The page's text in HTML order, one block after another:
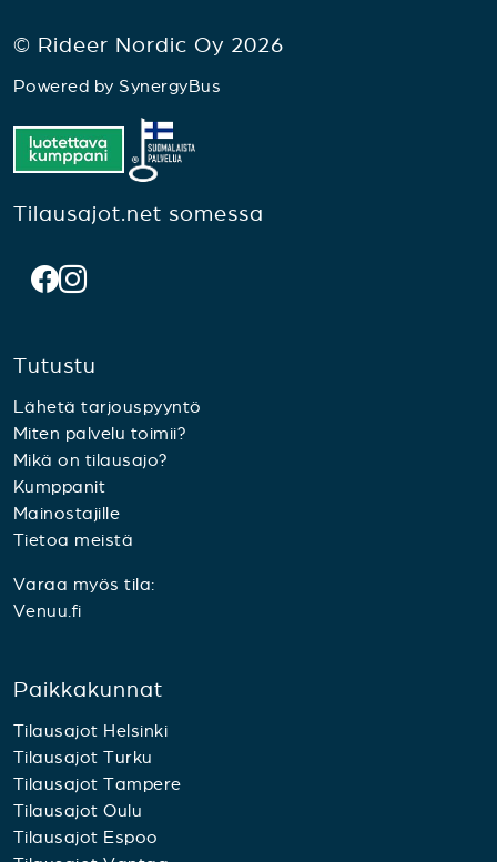
© Rideer Nordic Oy 2026
Powered by SynergyBus
Tilausajot.net somessa
Tutustu
Lähetä tarjouspyyntö
Miten palvelu toimii?
Mikä on tilausajo?
Kumppanit
Mainostajille
Tietoa meistä
Varaa myös tila:
Venuu.fi
Paikkakunnat
Tilausajot Helsinki
Tilausajot Turku
Tilausajot Tampere
Tilausajot Oulu
Tilausajot Espoo